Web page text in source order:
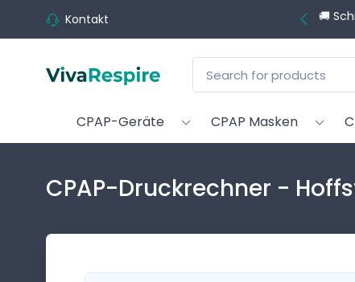
Kontakt 💬
CPAP-Geräte CPAP Masken
CPAP-Druckrechner -